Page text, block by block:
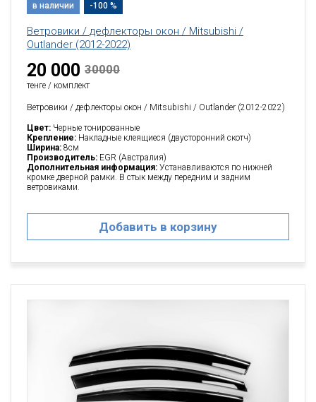
в наличии -100 %
Ветровики / дефлекторы окон / Mitsubishi /
Outlander (2012-2022)
20 000 30000
тенге / комплект
Ветровики / дефлекторы окон / Mitsubishi / Outlander (2012-2022)
Цвет: Черные тонированные
Крепление: Накладные клеящиеся (двусторонний скотч)
Ширина: 8см
Производитель: EGR (Австралия)
Дополнительная информация: Устанавливаются по нижней
кромке дверной рамки. В стык между передним и задним
ветровиками.
Добавить в корзину